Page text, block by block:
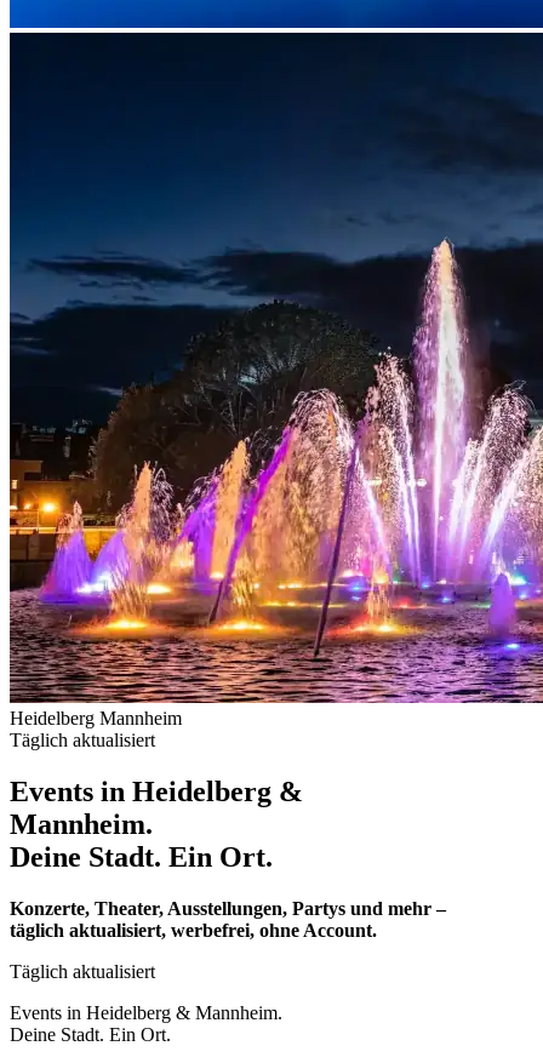
Heidelberg Mannheim
Täglich aktualisiert
Events in Heidelberg &
Mannheim.
Deine Stadt. Ein Ort.
Konzerte, Theater, Ausstellungen, Partys und mehr –
täglich aktualisiert, werbefrei, ohne Account.
Täglich aktualisiert
Events in Heidelberg & Mannheim.
Deine Stadt. Ein Ort.